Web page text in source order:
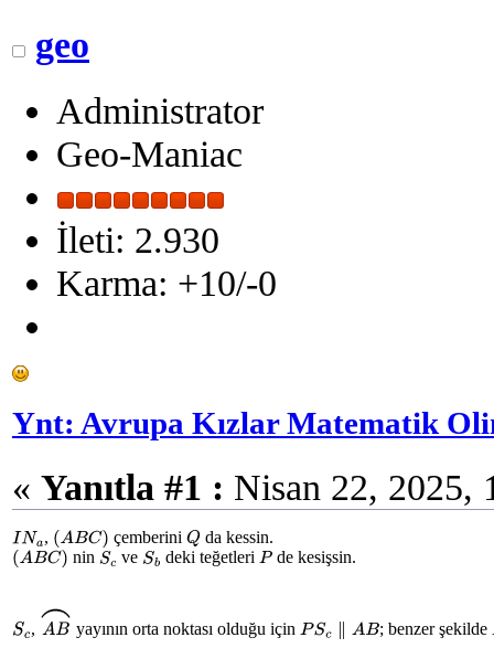
geo
Administrator
Geo-Maniac
İleti: 2.930
Karma: +10/-0
Ynt: Avrupa Kızlar Matematik
« Yanıtla #1 : Nisan 22, 2025,
INa , (ABC) çemberini Q da kessin.
(ABC) nin Sc ve Sb deki teğetleri P de kesişsin.
Sc, AB⌢yayının orta noktası olduğu için PSc∥ B ; benzer şekilde